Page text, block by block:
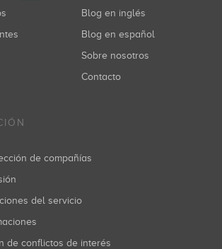
Blog en inglés
Blog en español
Sobre nosotros
Contacto
de compañías
del servicio
de conflictos de interés